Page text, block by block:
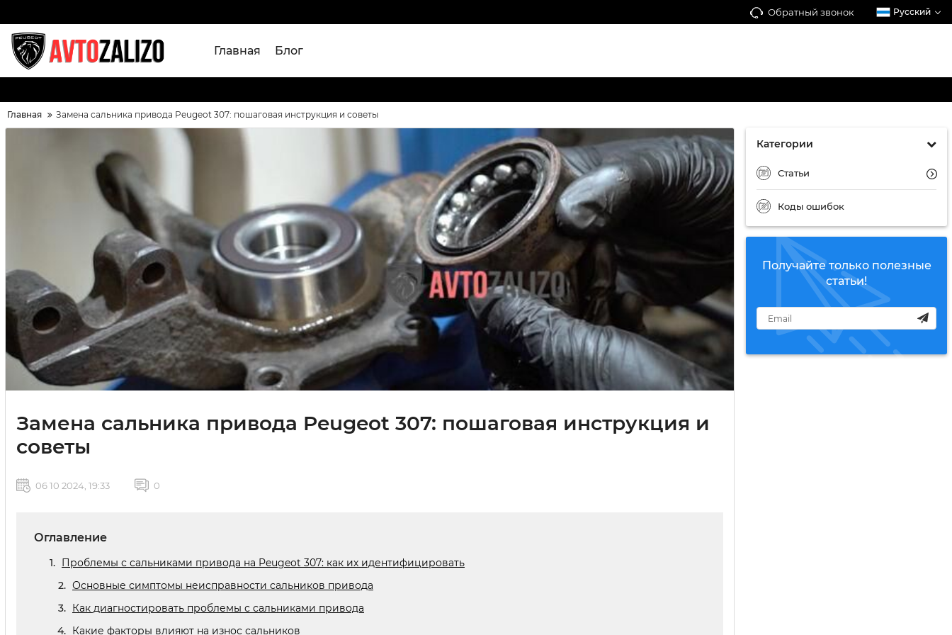
Обратный звонок Русский
Главная Блог
Главная Замена сальника привода Peugeot 307: пошаговая инструкция и советы
Категории
Статьи
Коды ошибок
Получайте только полезные
статьи!
Замена сальника привода Peugeot 307: пошаговая инструкция и
советы
06 10 2024, 19:33 0
Оглавление
Проблемы с сальниками привода на Peugeot 307: как их идентифицировать
Основные симптомы неисправности сальников привода
Как диагностировать проблемы с сальниками привода
Какие факторы влияют на износ сальников